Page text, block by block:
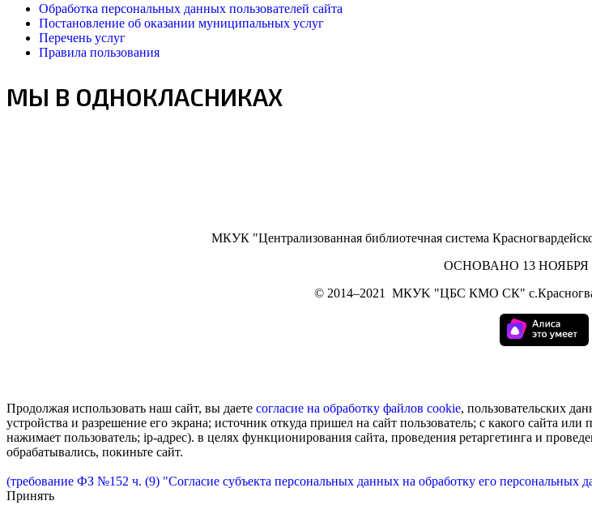
Обработка персональных данных пользователей сайта
Постановление об оказании муниципальных услуг
Перечень услуг
Правила пользования
МЫ В ОДНОКЛАСНИКАХ
МКУК "Централизованная библиотечная система
ОСНОВАНО 13 НОЯБРЯ
© 2014–2021 МКУK "ЦБС КМО СК"
Продолжая использовать наш сайт, вы даете согласие на обработку файлов cookie, пользовательских
устройства и разрешение его экрана; источник откуда пришел на сайт пользователь; с какого сайта
нажимает пользователь; ip-адрес). в целях функционирования сайта, проведения ретаргетинга и
обрабатывались, покиньте сайт.
(требование ФЗ №152 ч. (9) "Согласие субъекта персональных данных на обработку его персональных
Принять